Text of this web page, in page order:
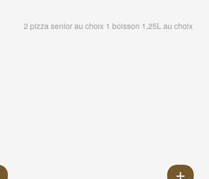
2 pizza senior au choix 1 boisson 1,25L au choix